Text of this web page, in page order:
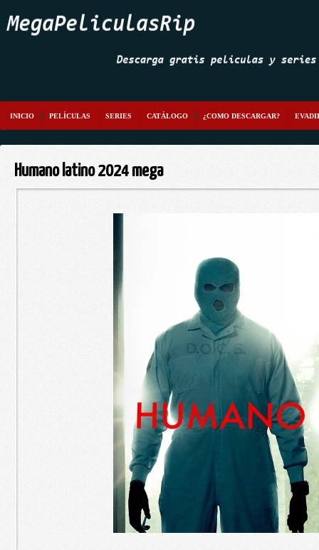
INICIO PELÍCULAS SERIES CATÁLOGO ¿COMO DESCARGAR?
Humano latino 2024 mega